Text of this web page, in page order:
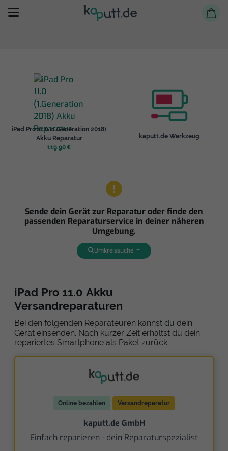
Selbst reparieren
Reparieren lassen
iPad Pro 11.0 (1.Generation 2018)
Akku Reparatur
119,90 €
kaputt.de Werkzeug
Sende dein Gerät zur Reparatur oder finde den
passenden Reparaturservice in deiner näheren
Umgebung.
Umkreissuche
iPad Pro 11.0 Akku
Versandreparaturen
Bei den folgenden Reparateuren kannst du dein
Gerät einsenden. Nach kurzer Zeit erhältst du dein
repariertes Smartphone als Paket zurück.
Online bezahlen Versandreparatur
kaputt.de GmbH
Einfach reparieren - dein Reparaturspezialist